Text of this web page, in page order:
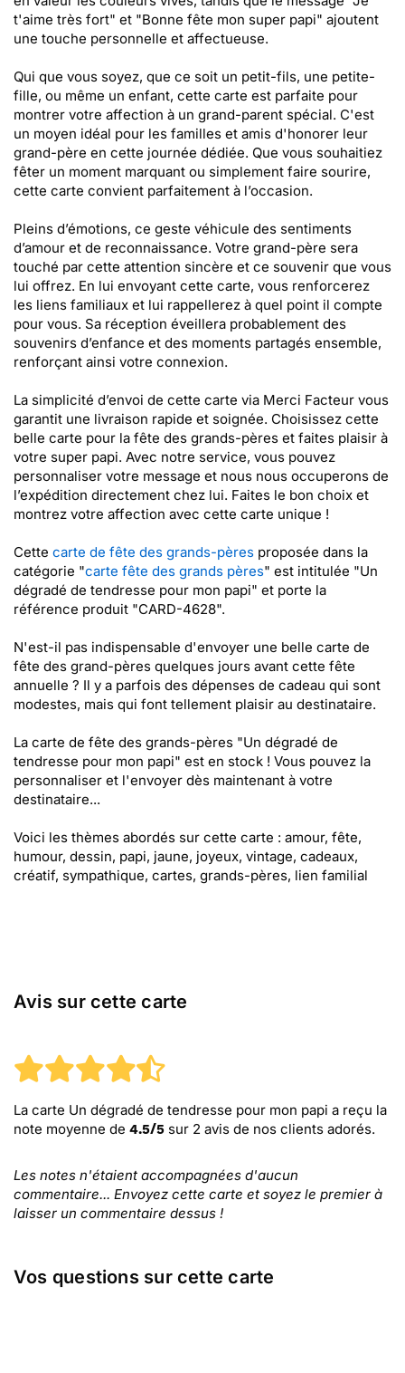
t'aime très fort" et "Bonne fête mon super papi" ajoutent
une touche personnelle et affectueuse.
Qui que vous soyez, que ce soit un petit-fils, une petite-
fille, ou même un enfant, cette carte est parfaite pour
montrer votre affection à un grand-parent spécial. C'est
un moyen idéal pour les familles et amis d'honorer leur
grand-père en cette journée dédiée. Que vous souhaitiez
fêter un moment marquant ou simplement faire sourire,
cette carte convient parfaitement à l’occasion.
Pleins d’émotions, ce geste véhicule des sentiments
d’amour et de reconnaissance. Votre grand-père sera
touché par cette attention sincère et ce souvenir que vous
lui offrez. En lui envoyant cette carte, vous renforcerez
les liens familiaux et lui rappellerez à quel point il compte
pour vous. Sa réception éveillera probablement des
souvenirs d’enfance et des moments partagés ensemble,
renforçant ainsi votre connexion.
La simplicité d’envoi de cette carte via Merci Facteur vous
garantit une livraison rapide et soignée. Choisissez cette
belle carte pour la fête des grands-pères et faites plaisir à
votre super papi. Avec notre service, vous pouvez
personnaliser votre message et nous nous occuperons de
l’expédition directement chez lui. Faites le bon choix et
montrez votre affection avec cette carte unique !
Cette carte de fête des grands-pères proposée dans la
catégorie "carte fête des grands pères" est intitulée "Un
dégradé de tendresse pour mon papi" et porte la
référence produit "CARD-4628".
N'est-il pas indispensable d'envoyer une belle carte de
fête des grand-pères quelques jours avant cette fête
annuelle ? Il y a parfois des dépenses de cadeau qui sont
modestes, mais qui font tellement plaisir au destinataire.
La carte de fête des grands-pères "Un dégradé de
tendresse pour mon papi" est en stock ! Vous pouvez la
personnaliser et l'envoyer dès maintenant à votre
destinataire...
Voici les thèmes abordés sur cette carte : amour, fête,
humour, dessin, papi, jaune, joyeux, vintage, cadeaux,
créatif, sympathique, cartes, grands-pères, lien familial
Avis sur cette carte
La carte Un dégradé de tendresse pour mon papi a reçu la
note moyenne de 4.5/5 sur 2 avis de nos clients adorés.
Les notes n'étaient accompagnées d'aucun
commentaire... Envoyez cette carte et soyez le premier à
laisser un commentaire dessus !
Vos questions sur cette carte